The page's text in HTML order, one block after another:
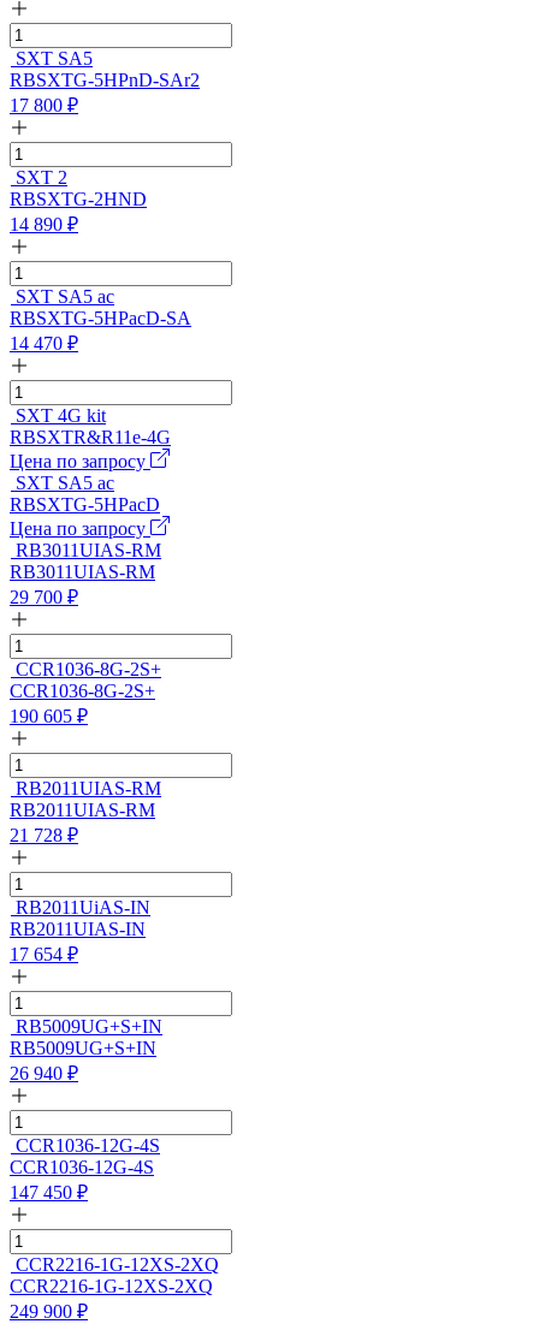
SXT SA5
RBSXTG-5HPnD-SAr2
17 800 ₽
SXT 2
RBSXTG-2HND
14 890 ₽
SXT SA5 ac
RBSXTG-5HPacD-SA
14 470 ₽
SXT 4G kit
RBSXTR&R11e-4G
Цена по запросу
SXT SA5 ac
RBSXTG-5HPacD
Цена по запросу
RB3011UIAS-RM
RB3011UIAS-RM
29 700 ₽
CCR1036-8G-2S+
CCR1036-8G-2S+
190 605 ₽
RB2011UIAS-RM
RB2011UIAS-RM
21 728 ₽
RB2011UiAS-IN
RB2011UIAS-IN
17 654 ₽
RB5009UG+S+IN
RB5009UG+S+IN
26 940 ₽
CCR1036-12G-4S
CCR1036-12G-4S
147 450 ₽
CCR2216-1G-12XS-2XQ
CCR2216-1G-12XS-2XQ
249 900 ₽